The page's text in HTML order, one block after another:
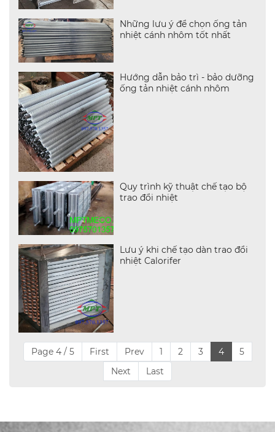
Những lưu ý để chọn ống tản
nhiệt cánh nhôm tốt nhất
Hướng dẫn bảo trì - bảo dưỡng
ống tản nhiệt cánh nhôm
Quy trình kỹ thuật chế tạo bộ
trao đổi nhiệt
Lưu ý khi chế tạo dàn trao đổi
nhiệt Calorifer
Page 4 / 5 First Prev 1 2 3 4
5
Next
Last